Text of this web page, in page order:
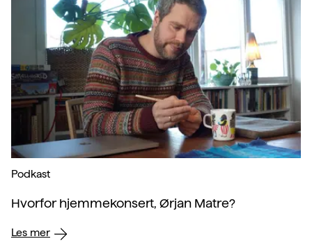
Podkast
Hvorfor hjemmekonsert, Ørjan Matre?
Les mer